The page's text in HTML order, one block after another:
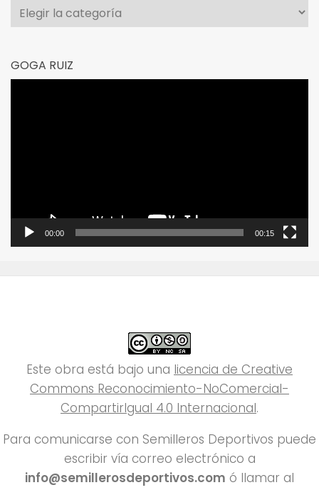
Categorías
GOGA RUIZ
00:00 00:15
Este obra está bajo una licencia de Creative
Commons Reconocimiento-NoComercial-
CompartirIgual 4.0 Internacional.
Para comunicarse con Semilleros Deportivos puede
escribir vía correo electrónico a
info@semillerosdeportivos.com ó llamar al